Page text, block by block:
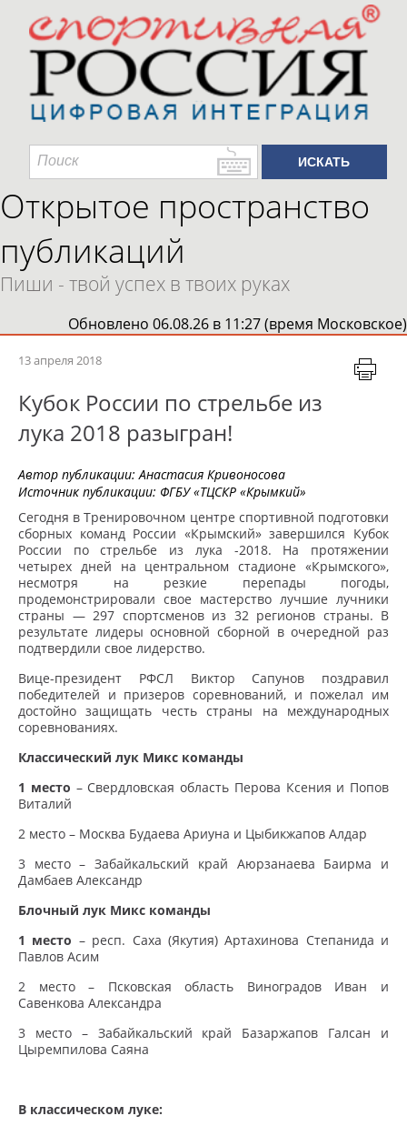
Открытое пространство
публикаций
Пиши - твой успех в твоих руках
Обновлено 06.08.26 в 11:27 (время Московское)
13 апреля 2018
Кубок России по стрельбе из
лука 2018 разыгран!
Автор публикации:Анастасия Кривоносова
Источник публикации: ФГБУ «ТЦСКР «Крымкий»
Сегодня в Тренировочном центре спортивной подготовки
сборных команд России «Крымский» завершился Кубок
России по стрельбе из лука -2018. На протяжении
четырех дней на центральном стадионе «Крымского»,
несмотря на резкие перепады погоды,
продемонстрировали свое мастерство лучшие лучники
страны — 297 спортсменов из 32 регионов страны. В
результате лидеры основной сборной в очередной раз
подтвердили свое лидерство.
Вице-президент РФСЛ Виктор Сапунов поздравил
победителей и призеров соревнований, и пожелал им
достойно защищать честь страны на международных
соревнованиях.
Классический лук Микс команды
1 место – Свердловская область Перова Ксения и Попов
Виталий
2 место – Москва Будаева Ариуна и Цыбикжапов Алдар
3 место – Забайкальский край Аюрзанаева Баирма и
Дамбаев Александр
Блочный лук Микс команды
1 место – респ. Саха (Якутия) Артахинова Степанида и
Павлов Асим
2 место – Псковская область Виноградов Иван и
Савенкова Александра
3 место – Забайкальский край Базаржапов Галсан и
Цыремпилова Саяна
В классическом луке: